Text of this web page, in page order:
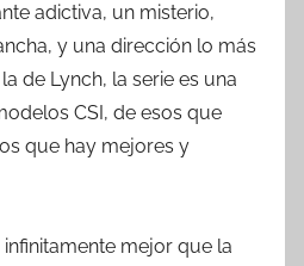
adictiva, un misterio,
y una dirección lo más
de Lynch, la serie es una
CSI, de esos que
que hay mejores y
mejor que la